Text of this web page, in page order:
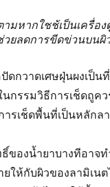
ามหากใชช้เป็นเครื่อ
วยลดการขีดข่วนบนผิ
ดกวาดเศษฝุ่นผงเป็นที่
นกรรมวิธีการเช็ดถูค
ารเช็ดพื้นที่เป็นหลักล
ของน้ำยาบางทีอาจท
ยให้กับผิวของลามิเน